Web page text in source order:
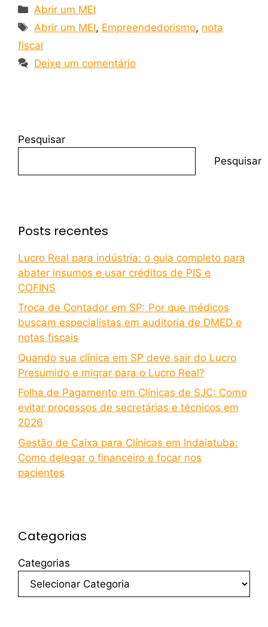
Abrir um MEI
Abrir um MEI, Empreendedorismo, nota
fiscal
Deixe um comentário
Pesquisar
Pesquisar
Posts recentes
Lucro Real para indústria: o guia completo para
abater insumos e usar créditos de PIS e
COFINS
Troca de Contador em SP: Por que médicos
buscam especialistas em auditoria de DMED e
notas fiscais
Quando sua clínica em SP deve sair do Lucro
Presumido e migrar para o Lucro Real?
Folha de Pagamento em Clínicas de SJC: Como
evitar processos de secretárias e técnicos em
2026
Gestão de Caixa para Clínicas em Indaiatuba:
Como delegar o financeiro e focar nos
pacientes
Categorias
Categorias